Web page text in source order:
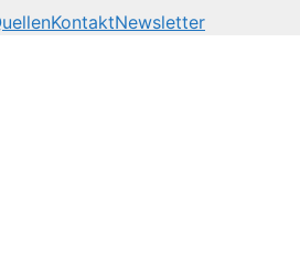
KontaktNewsletter